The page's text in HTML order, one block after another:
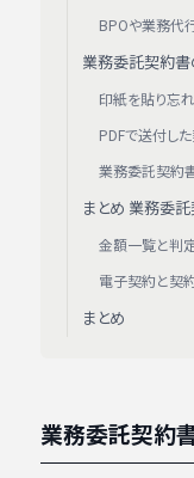
業務委託契約
BPOや業務代
業務委託契約書
印紙を貼り忘
PDFで送付し
業務委託契約
まとめ 業務委
金額一覧と判
電子契約と契
まとめ